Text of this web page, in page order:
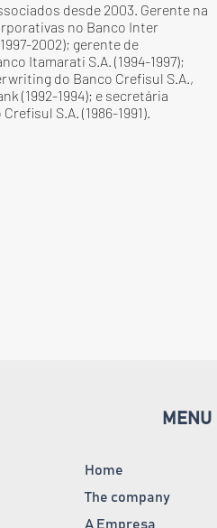
desde 2003. Gerente na
no Banco Inter
2002); gerente de
Itamarati S.A. (1994-1997);
do Banco Crefisul S.A.,
(1992-1994); e secretária
S.A. (1986-1991).
MENU
Home
The company
A Empresa